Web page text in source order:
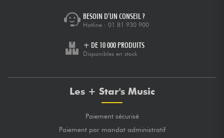
BESOIN D’UN CONSEIL ?
Hotline : 01 81 930 900
+ DE 10 000 PRODUITS
Disponibles en stock
Les + Star's Music
Paiement sécurisé
Paiement par mandat administratif